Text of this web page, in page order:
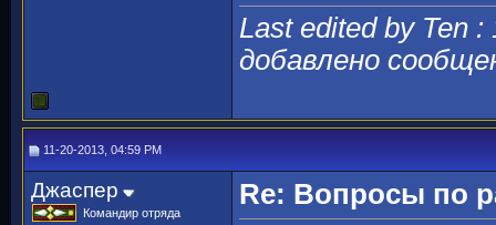
Last edited by Ten
добавлено
11-20-2013, 04:59 PM
Джаспер
Командир отряда
Re: Вопросы по